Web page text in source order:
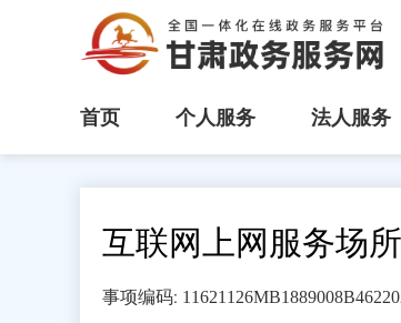
首页 个人服务 法人服务
互联网上网服务场
事项编码: